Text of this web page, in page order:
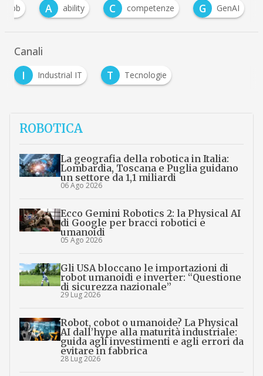
abb A ability C competenze G GenAI
Canali
I
Industrial IT T Tecnologie
ROBOTICA
La geografia della robotica in Italia:
Lombardia, Toscana e Puglia guidano
un settore da 1,1 miliardi
06 Ago 2026
Ecco Gemini Robotics 2: la Physical AI
di Google per bracci robotici e
umanoidi
05 Ago 2026
Gli USA bloccano le importazioni di
robot umanoidi e inverter: “Questione
di sicurezza nazionale”
29 Lug 2026
Robot, cobot o umanoide? La Physical
AI dall’hype alla maturità industriale:
guida agli investimenti e agli errori da
evitare in fabbrica
28 Lug 2026